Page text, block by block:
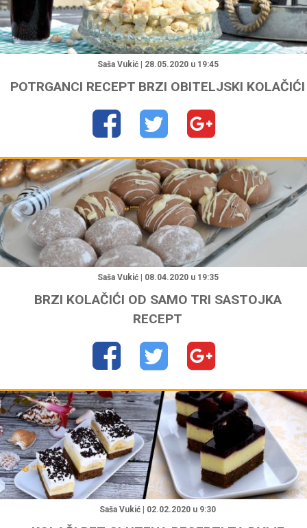
"
Saša Vukić | 28.05.2020 u 19:45
POTRGANCI RECEPT BRZI OBITELJSKI KOLAČIĆI
"
Saša Vukić | 08.04.2020 u 19:35
BRZI KOLAČIĆI OD SAMO TRI SASTOJKA
RECEPT
"
Saša Vukić | 02.02.2020 u 9:30